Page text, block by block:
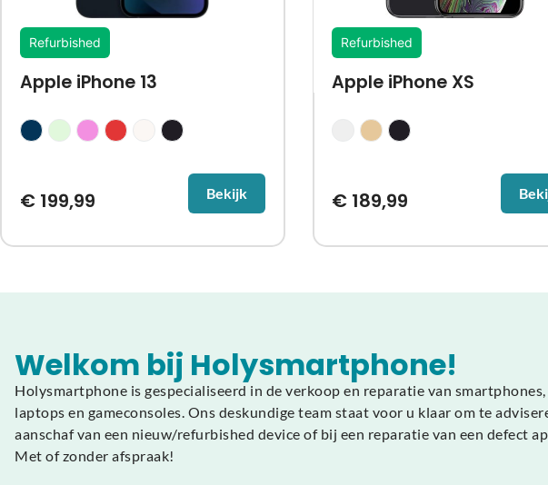
Refurbished
Apple iPhone 13
€199,99 Bekijk
Refurbished
Apple iPhone XS
€ 189,99
Welkom bij Holysmartphone!
Holysmartphone is gespecialiseerd in de verkoop en reparatie van
laptops en gameconsoles. Ons deskundige team staat voor u klaar om te
aanschaf van een nieuw/refurbished device of bij een reparatie van een defect
Met of zonder afspraak!